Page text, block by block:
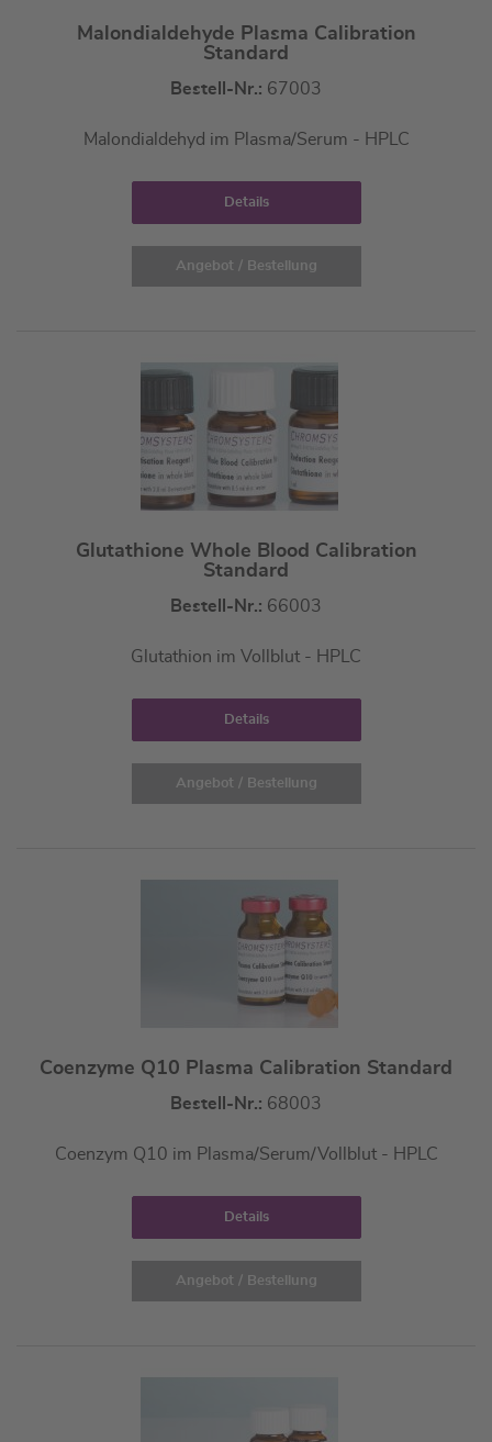
Malondialdehyde Plasma Calibration
Standard
Bestell-Nr.: 67003
Malondialdehyd im Plasma/Serum - HPLC
Details
Angebot / Bestellung
Glutathione Whole Blood Calibration
Standard
Bestell-Nr.: 66003
Glutathion im Vollblut - HPLC
Details
Angebot / Bestellung
Coenzyme Q10 Plasma Calibration Standard
Bestell-Nr.: 68003
Coenzym Q10 im Plasma/Serum/Vollblut - HPLC
Details
Angebot / Bestellung